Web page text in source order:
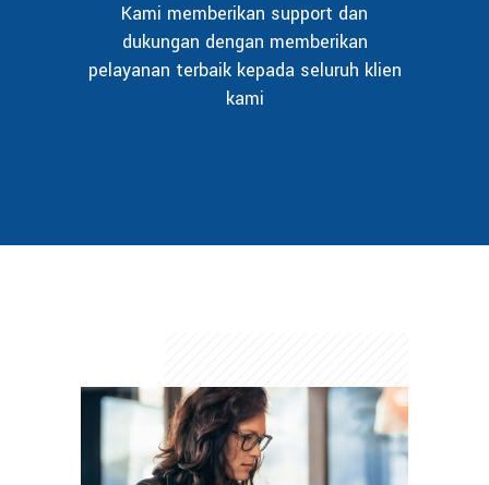
Kami memberikan support dan
dukungan dengan memberikan
pelayanan terbaik kepada seluruh klien
kami